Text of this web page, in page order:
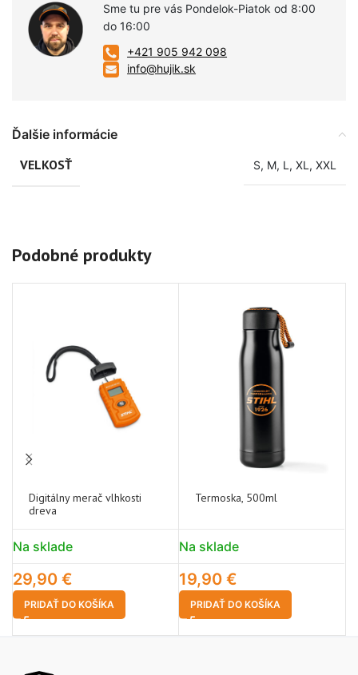
Sme tu pre vás Pondelok-Piatok od 8:00
do 16:00
+421 905 942 098
info@hujik.sk
Ďalšie informácie
VELKOSŤ
S, M, L , XL , XXL
Podobné produkty
Digitálny merač vlhkosti
dreva
Na sklade
29,90 €
PRIDAŤ DO KOŠÍKA
Termoska, 500ml
Na sklade
19,90 €
PRIDAŤ DO KOŠÍKA